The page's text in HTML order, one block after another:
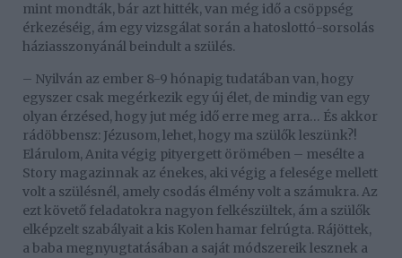
mint mondták, bár azt hitték, van még idő a csöppség
érkezéséig, ám egy vizsgálat során a hatoslottó-sorsolás
háziasszonyánál beindult a szülés.
– Nyilván az ember 8-9 hónapig tudatában van, hogy
egyszer csak megérkezik egy új élet, de mindig van egy
olyan érzésed, hogy jut még idő erre meg arra… És akkor
rádöbbensz: Jézusom, lehet, hogy ma szülők leszünk?!
Elárulom, Anita végig pityergett örömében – mesélte a
Story magazinnak az énekes, aki végig a felesége mellett
volt a szülésnél, amely csodás élmény volt a számukra. Az
ezt követő feladatokra nagyon felkészültek, ám a szülők
elképzelt szabályait a kis Kolen hamar felrúgta. Rájöttek,
a baba megnyugtatásában a saját módszereik lesznek a